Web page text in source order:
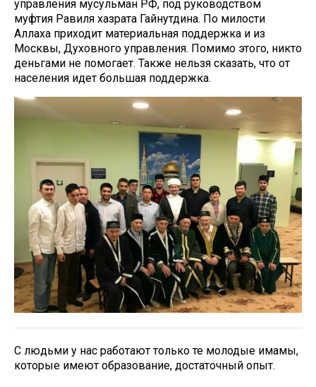
управления мусульман РФ, под руководством
муфтия Равиля хазрата Гайнутдина. По милости
Аллаха приходит материальная поддержка и из
Москвы, Духовного управления. Помимо этого, никто
деньгами не помогает. Также нельзя сказать, что от
населения идет большая поддержка.
С людьми у нас работают только те молодые имамы,
которые имеют образование, достаточный опыт.